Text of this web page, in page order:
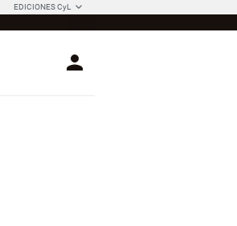
EDICIONES CyL
Login